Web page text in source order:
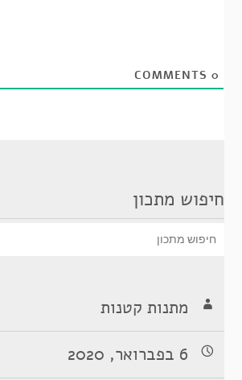
0
חיפוש מתכון
מתנות קטנות
6 בפברואר, 2020